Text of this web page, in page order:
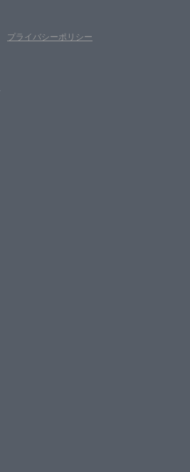
プライバシーポリシー